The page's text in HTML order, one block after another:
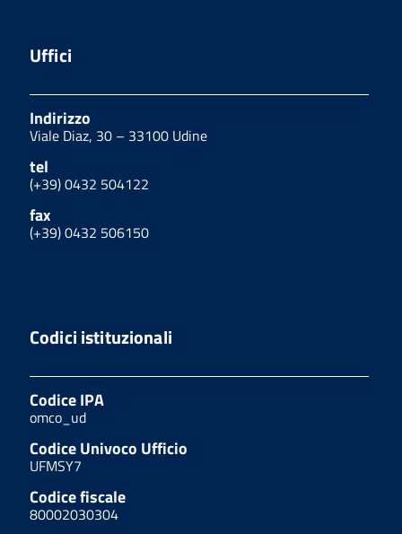
Uffici
Indirizzo
Viale Diaz, 30 – 33100 Udine
tel
(+39) 0432 504122
fax
(+39) 0432 506150
Codici istituzionali
Codice IPA
omco_ud
Codice Univoco Ufficio
UFMSY7
Codice fiscale
80002030304